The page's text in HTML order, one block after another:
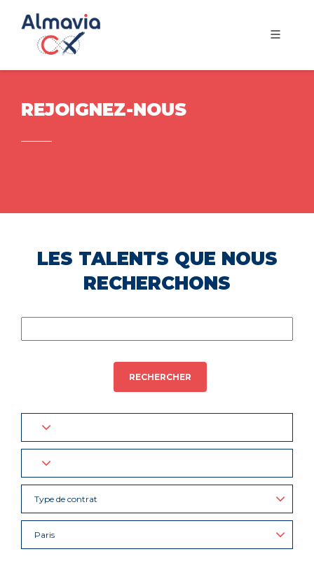
REJOIGNEZ-NOUS
LES TALENTS QUE NOUS
RECHERCHONS
RECHERCHER
Type de contrat
Paris